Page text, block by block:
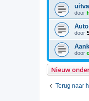
door
door
door
Nieuw
Terug naar